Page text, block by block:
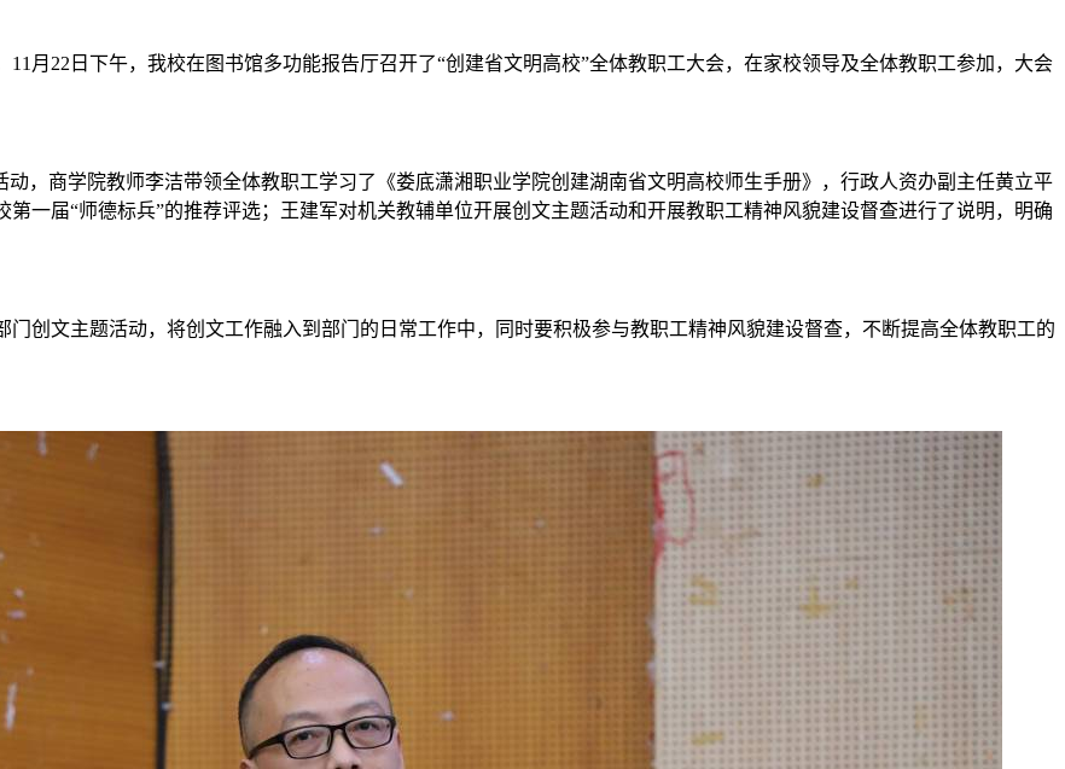
月22日下午，我校在图书馆多功能报告厅召开了“创建省文明高校”全体教职工大会，在家校领导及全体教职工参加，大会
，商学院教师李洁带领全体教职工学习了《娄底潇湘职业学院创建湖南省文明高校师生手册》，行政人资办副主任黄立平
一届“师德标兵”的推荐评选；王建军对机关教辅单位开展创文主题活动和开展教职工精神风貌建设督查进行了说明，明确
创文主题活动，将创文工作融入到部门的日常工作中，同时要积极参与教职工精神风貌建设督查，不断提高全体教职工的